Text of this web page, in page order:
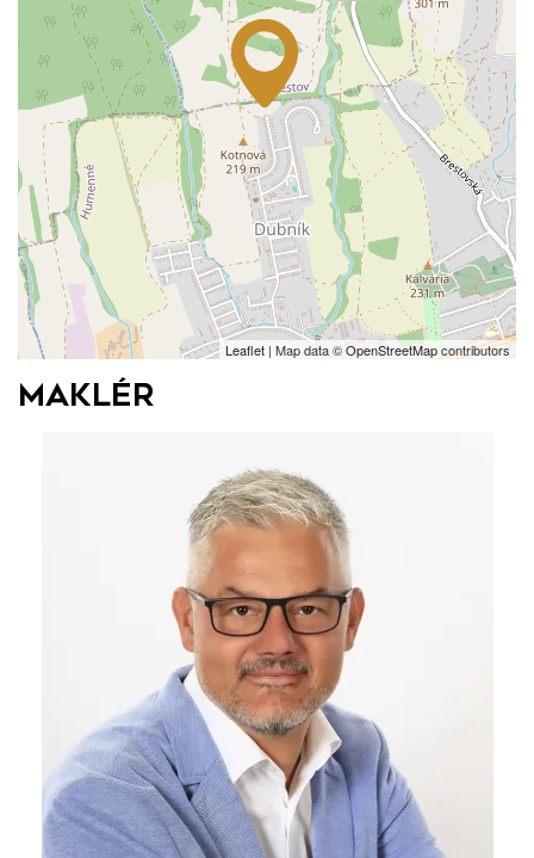
Leaflet | Map data ©OpenStreetMapcontributors
Maklér